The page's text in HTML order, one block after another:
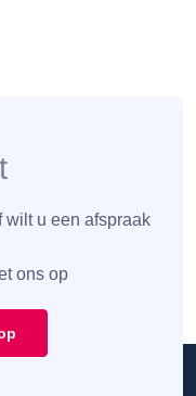
wilt u een afspraak
ons op